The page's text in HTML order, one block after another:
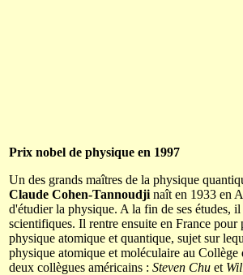
Prix nobel de physique en 1997
Un des grands maîtres de la physique
Claude Cohen-Tannoudji naît en 1933 en
d'étudier la physique. A la fin de ses études,
scientifiques. Il rentre ensuite en France
physique atomique et quantique, sujet sur
physique atomique et moléculaire au
deux collègues américains : Steven Chu et